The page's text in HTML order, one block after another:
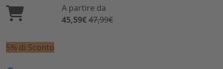
A partire da
45,59€47,99€
5% di Sconto